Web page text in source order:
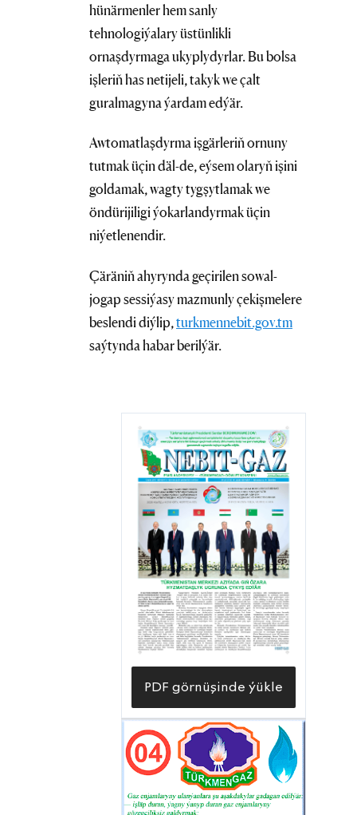
hünärmenler hem sanly
tehnologiýalary üstünlikli
ornaşdyrmaga ukyplydyrlar. Bu bolsa
işleriň has netijeli, takyk we çalt
guralmagyna ýardam edýär.
Awtomatlaşdyrma işgärleriň ornuny
tutmak üçin däl-de, eýsem olaryň işini
goldamak, wagty tygşytlamak we
öndürijiligi ýokarlandyrmak üçin
niýetlenendir.
Çäräniň ahyrynda geçirilen sowal-
jogap sessiýasy mazmunly çekişmelere
beslendi diýlip,turkmennebit.gov.tm
saýtynda habar berilýär.
PDF görnüşinde ýükle